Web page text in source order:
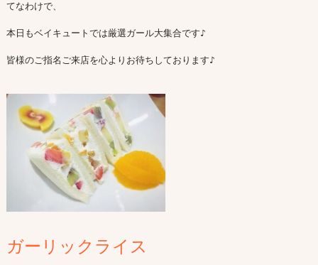
てなわけで、
本日もベイキュートでは厳選ガール大集合です♪
皆様のご指名ご来店を心よりお待ちしております♪
ガーリックライス